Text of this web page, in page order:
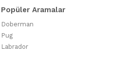
Popüler Aramalar
Doberman
Pug
Labrador